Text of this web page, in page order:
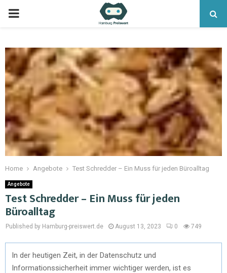
Home Angebote Test Schredder – Ein Muss für jeden Büroalltag
Angebote
Test Schredder – Ein Muss für jeden
Büroalltag
Published by Hamburg-preiswert.de August 13, 2023 0 749
In der heutigen Zeit, in der Datenschutz und
Informationssicherheit immer wichtiger werden, ist es